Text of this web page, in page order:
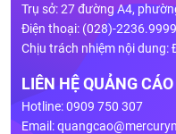
Trụ sở: 27 đường A4,
Điện thoại: (028)-
Chịu trách nhiệm nội dung:
LIÊN HỆ QUẢNG CÁO
Hotline: 0909 750 307
Email: